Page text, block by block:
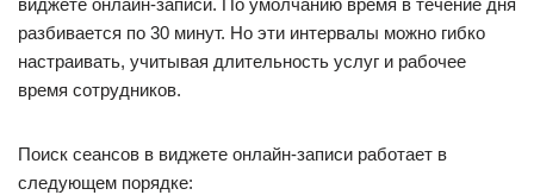
виджете онлайн-записи. По умолчанию время в течение дня
разбивается по 30 минут. Но эти интервалы можно гибко
настраивать, учитывая длительность услуг и рабочее
время сотрудников.
Поиск сеансов в виджете онлайн-записи работает в
следующем порядке: